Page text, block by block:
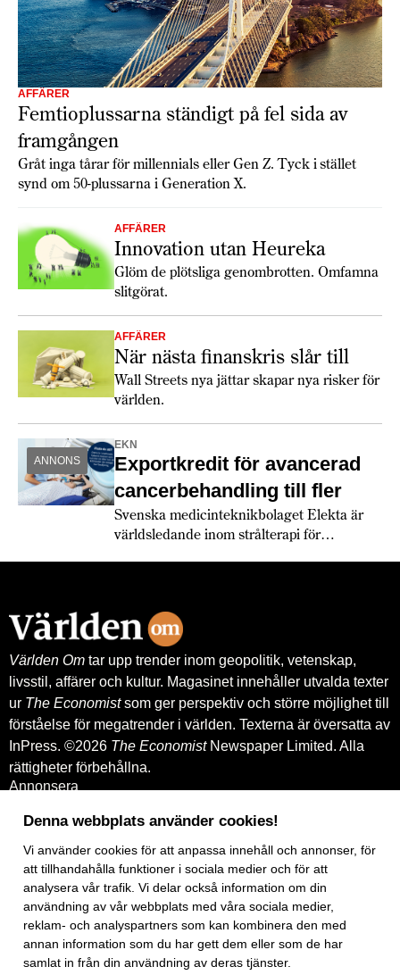
AFFÄRER
Femtioplussarna ständigt på fel sida av
framgången
Gråt inga tårar för millennials eller Gen Z. Tyck i stället
synd om 50-plussarna i Generation X.
AFFÄRER
Innovation utan Heureka
Glöm de plötsliga genombrotten. Omfamna
slitgörat.
AFFÄRER
När nästa finanskris slår till
Wall Streets nya jättar skapar nya risker för
världen.
ANNONS
EKN
Exportkredit för avancerad
cancerbehandling till fler
Svenska medicinteknikbolaget Elekta är
världsledande inom strålterapi för
Exportkreditnämnden, EKN.
Världen Om tar upp trender inom geopolitik, vetenskap,
livsstil, affärer och kultur. Magasinet innehåller utvalda texter
ur The Economistsom ger perspektiv och större möjlighet till
förståelse för megatrender i världen. Texterna är översatta av
InPress. ©2026 The EconomistNewspaper Limited. Alla
rättigheter förbehållna.
Annonsera
Kontakt
Köp tidigare nummer
www.inpress.com
E-tidningen
Om cookies
Vår integritetspolicy
Prenumerationsvillkor
E-tidningen
Facebook
Denna webbplats använder cookies!
Vi använder cookiesför att anpassa innehåll och annonser, för
att tillhandahålla funktioner i sociala medier och för att
analysera vår trafik. Vi delar också information om din
användning av vår webbplats med våra sociala medier,
reklam- och analyspartners som kan kombinera den med
annan information som du har gett dem eller som de har
samlat in från din användning av deras tjänster.